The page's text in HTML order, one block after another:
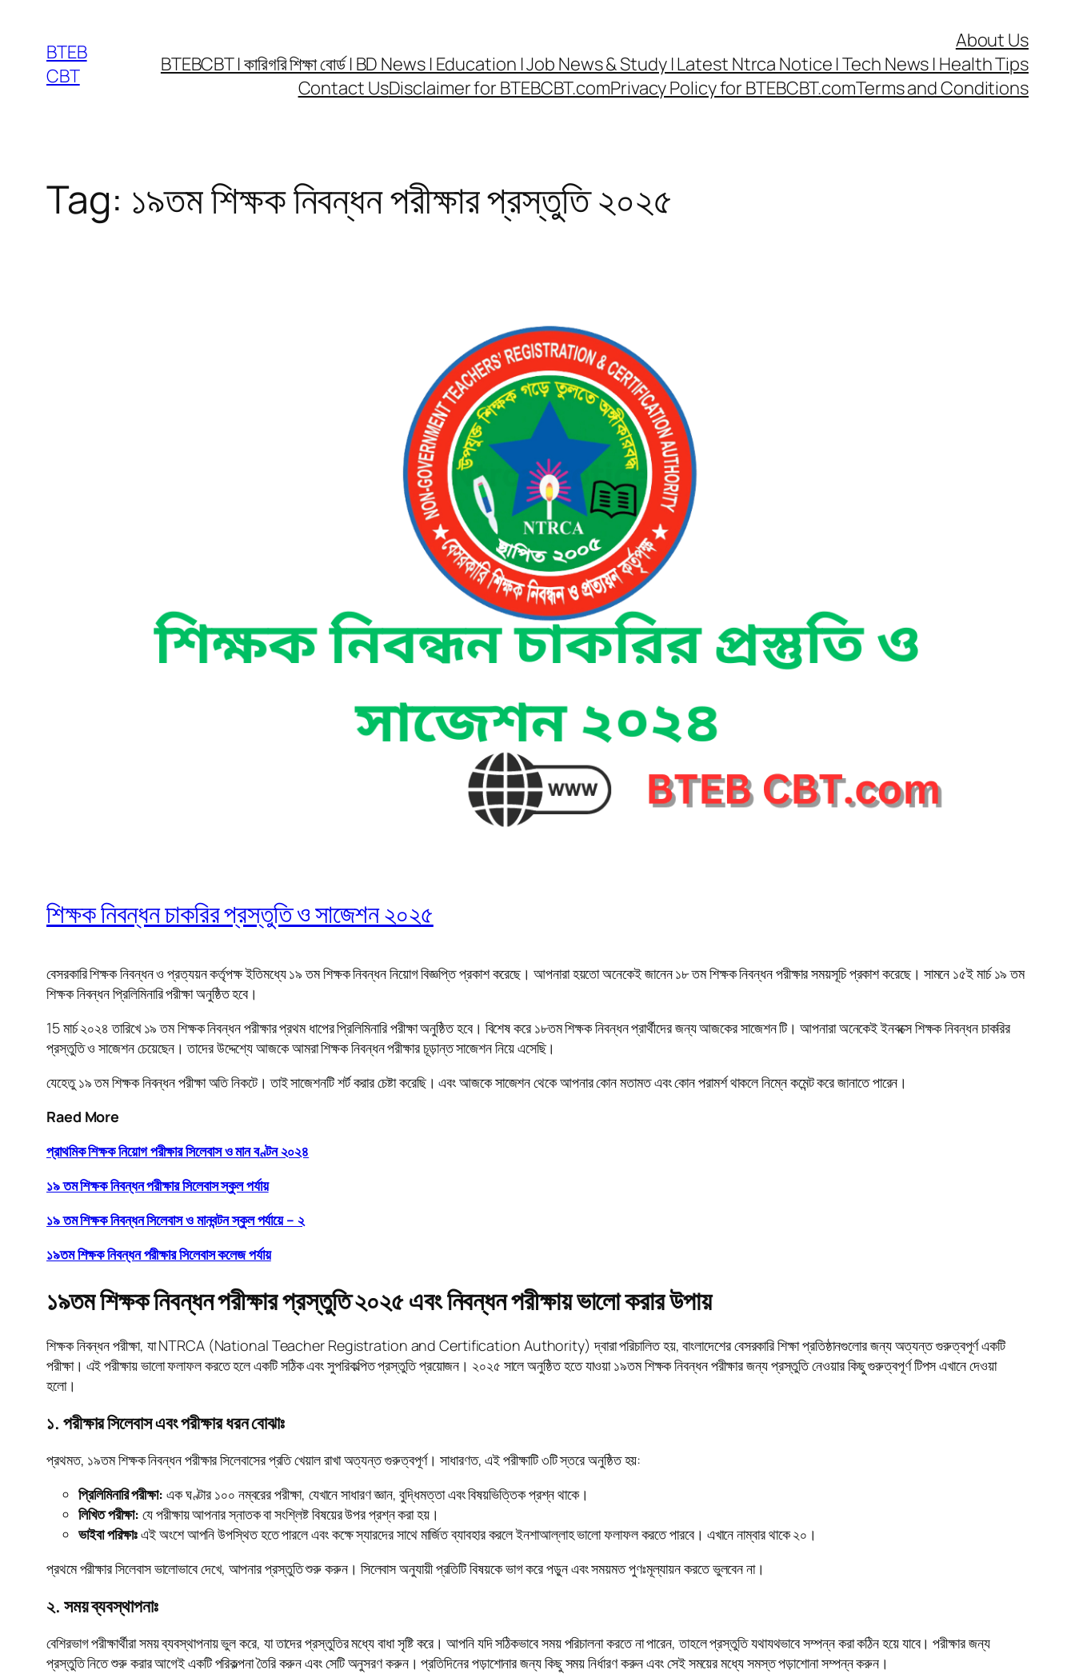
content
BTEB
CBT
About Us
BTEBCBT | কারিগরি শিক্ষা বোর্ড | BD News | Education | Job News & Study | Latest Ntrca Notice | Tech News | Health Tips
Contact UsDisclaimer for BTEBCBT.comPrivacy Policy for BTEBCBT.comTerms and Conditions
Tag: ১৯তম শিক্ষক নিবন্ধন পরীক্ষার প্রস্তুতি ২০২৫
শিক্ষক নিবন্ধন চাকরির প্রস্তুতি ও সাজেশন ২০২৫
বেসরকারি শিক্ষক নিবন্ধন ও প্রত্যয়ন কর্তৃপক্ষ ইতিমধ্যে ১৯ তম শিক্ষক নিবন্ধন নিয়োগ বিজ্ঞপ্তি প্রকাশ করেছে। আপনারা হয়তো অনেকেই জানেন ১৮ তম শিক্ষক নিবন্ধন পরীক্ষার সময়সূচি প্রকাশ করেছে। সামনে ১৫ই মার্চ ১৯ তম
শিক্ষক নিবন্ধন প্রিলিমিনারি পরীক্ষা অনুষ্ঠিত হবে।
15 মার্চ ২০২৪ তারিখে ১৯ তম শিক্ষক নিবন্ধন পরীক্ষার প্রথম ধাপের প্রিলিমিনারি পরীক্ষা অনুষ্ঠিত হবে। বিশেষ করে ১৮তম শিক্ষক নিবন্ধন প্রার্থীদের জন্য আজকের সাজেশন টি। আপনারা অনেকেই ইনবক্সে শিক্ষক নিবন্ধন চাকরির
প্রস্তুতি ও সাজেশন চেয়েছেন। তাদের উদ্দেশ্যে আজকে আমরা শিক্ষক নিবন্ধন পরীক্ষার চূড়ান্ত সাজেশন নিয়ে এসেছি।
যেহেতু ১৯ তম শিক্ষক নিবন্ধন পরীক্ষা অতি নিকটে। তাই সাজেশনটি শর্ট করার চেষ্টা করেছি। এবং আজকে সাজেশন থেকে আপনার কোন মতামত এবং কোন পরামর্শ থাকলে নিম্নে কমেন্ট করে জানাতে পারেন।
Raed More
প্রাথমিক শিক্ষক নিয়োগ পরীক্ষার সিলেবাস ও মান বণ্টন ২০২৪
১৯ তম শিক্ষক নিবন্ধন পরীক্ষার সিলেবাস স্কুল পর্যায়
১৯ তম শিক্ষক নিবন্ধন সিলেবাস ও মানবন্টন স্কুল পর্যায়ে – ২
১৯তম শিক্ষক নিবন্ধন পরীক্ষার সিলেবাস কলেজ পর্যায়
১৯তম শিক্ষক নিবন্ধন পরীক্ষার প্রস্তুতি ২০২৫ এবং নিবন্ধন পরীক্ষায় ভালো করার উপায়
শিক্ষক নিবন্ধন পরীক্ষা, যা NTRCA (National Teacher Registration and Certification Authority) দ্বারা পরিচালিত হয়, বাংলাদেশের বেসরকারি শিক্ষা প্রতিষ্ঠানগুলোর জন্য অত্যন্ত গুরুত্বপূর্ণ একটি
পরীক্ষা। এই পরীক্ষায় ভালো ফলাফল করতে হলে একটি সঠিক এবং সুপরিকল্পিত প্রস্তুতি প্রয়োজন। ২০২৫ সালে অনুষ্ঠিত হতে যাওয়া ১৯তম শিক্ষক নিবন্ধন পরীক্ষার জন্য প্রস্তুতি নেওয়ার কিছু গুরুত্বপূর্ণ টিপস এখানে দেওয়া
হলো।
১. পরীক্ষার সিলেবাস এবং পরীক্ষার ধরন বোঝাঃ
প্রথমত, ১৯তম শিক্ষক নিবন্ধন পরীক্ষার সিলেবাসের প্রতি খেয়াল রাখা অত্যন্ত গুরুত্বপূর্ণ। সাধারণত, এই পরীক্ষাটি ৩টি স্তরে অনুষ্ঠিত হয়:
প্রিলিমিনারি পরীক্ষা: এক ঘণ্টার ১০০ নম্বরের পরীক্ষা, যেখানে সাধারণ জ্ঞান, বুদ্ধিমত্তা এবং বিষয়ভিত্তিক প্রশ্ন থাকে।
লিখিত পরীক্ষা: যে পরীক্ষায় আপনার স্নাতক বা সংশ্লিষ্ট বিষয়ের উপর প্রশ্ন করা হয়।
ভাইবা পরিক্ষাঃএই অংশে আপনি উপস্থিত হতে পারলে এবং কক্ষে স্যারদের সাথে মার্জিত ব্যাবহার করলে ইনশাআল্লাহ ভালো ফলাফল করতে পারবে। এখানে নাম্বার থাকে ২০।
প্রথমে পরীক্ষার সিলেবাস ভালোভাবে দেখে, আপনার প্রস্তুতি শুরু করুন। সিলেবাস অনুযায়ী প্রতিটি বিষয়কে ভাগ করে পড়ুন এবং সময়মত পুণঃমূল্যায়ন করতে ভুলবেন না।
২. সময় ব্যবস্থাপনাঃ
বেশিরভাগ পরীক্ষার্থীরা সময় ব্যবস্থাপনায় ভুল করে, যা তাদের প্রস্তুতির মধ্যে বাধা সৃষ্টি করে। আপনি যদি সঠিকভাবে সময় পরিচালনা করতে না পারেন, তাহলে প্রস্তুতি যথাযথভাবে সম্পন্ন করা কঠিন হয়ে যাবে। পরীক্ষার জন্য
প্রস্তুতি নিতে শুরু করার আগেই একটি পরিকল্পনা তৈরি করুন এবং সেটি অনুসরণ করুন। প্রতিদিনের পড়াশোনার জন্য কিছু সময় নির্ধারণ করুন এবং সেই সময়ের মধ্যে সমস্ত পড়াশোনা সম্পন্ন করুন।